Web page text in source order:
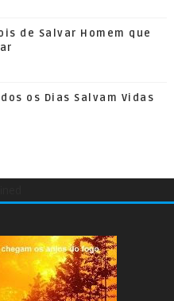
de Salvar Homem que
os Dias Salvam Vidas